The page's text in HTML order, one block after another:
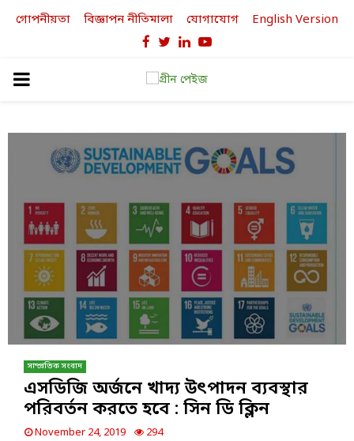
গোপনীয়তা বিজ্ঞাপন নীতিমালা যোগাযোগ English Version
Facebook
TwitterLinkedinYoutube
PRIMARY
সাম্প্রতিক সংবাদ
এসডিজি অর্জনে খাদ্য উৎপাদন ব্যবস্থার
পরিবর্তন করতে হবে : সিন ডি ক্লিন
November 24, 2019 294